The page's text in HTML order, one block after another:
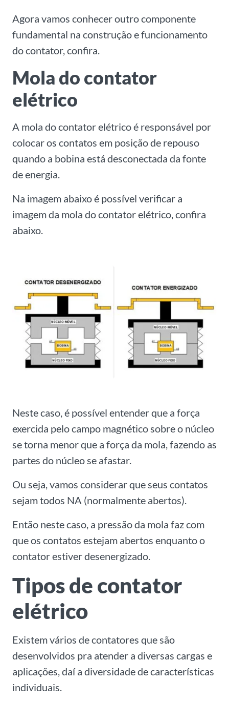
Agora vamos conhecer outro componente
fundamental na construção e funcionamento
do contator, confira.
Mola do contator
elétrico
A mola do contator elétrico é responsável por
colocar os contatos em posição de repouso
quando a bobina está desconectada da fonte
de energia.
Na imagem abaixo é possível verificar a
imagem da mola do contator elétrico, confira
abaixo.
Neste caso, é possível entender que a força
exercida pelo campo magnético sobre o núcleo
se torna menor que a força da mola, fazendo as
partes do núcleo se afastar.
Ou seja, vamos considerar que seus contatos
sejam todos NA (normalmente abertos).
Então neste caso, a pressão da mola faz com
que os contatos estejam abertos enquanto o
contator estiver desenergizado.
Tipos de contator
elétrico
Existem vários de contatores que são
desenvolvidos pra atender a diversas cargas e
aplicações, daí a diversidade de características
individuais.